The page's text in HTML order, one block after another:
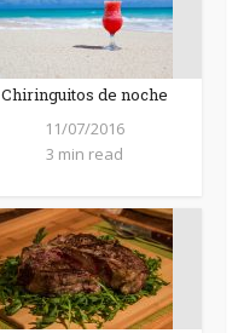
Chiringuitos de noche
11/07/2016
3 min read